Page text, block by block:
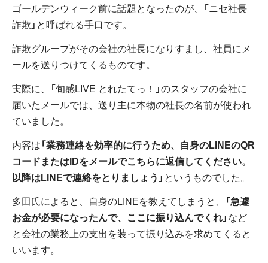
ゴールデンウィーク前に話題となったのが、「ニセ社長
詐欺」と呼ばれる手口です。
詐欺グループがその会社の社長になりすまし、社員にメ
ールを送りつけてくるものです。
実際に、「旬感LIVE とれたてっ！」のスタッフの会社に
届いたメールでは、送り主に本物の社長の名前が使われ
ていました。
内容は「業務連絡を効率的に行うため、自身のLINEのQR
コードまたはIDをメールでこちらに返信してください。
以降はLINEで連絡をとりましょう」 というものでした。
多田氏によると、自身のLINEを教えてしまうと、
「急遽
お金が必要になったんで、ここに振り込んでくれ」など
と会社の業務上の支出を装って振り込みを求めてくると
いいます。